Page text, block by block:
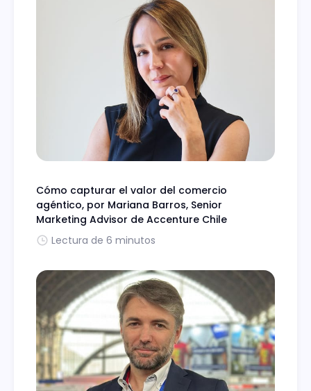
Cómo capturar el valor del comercio
agéntico, por Mariana Barros, Senior
Marketing Advisor de Accenture Chile
Lectura de 6 minutos